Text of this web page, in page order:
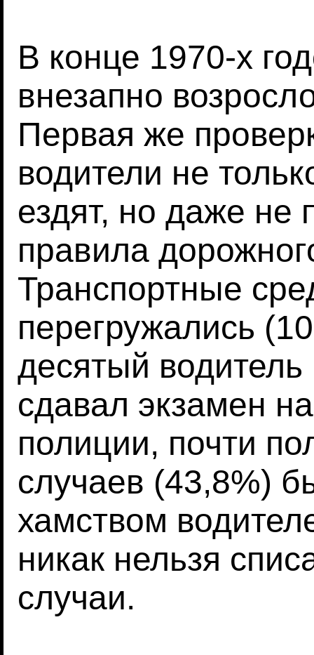
В конце 1970-х
внезапно
Первая же
водители не
ездят, но даже не
правила
Транспортные
перегружались
десятый
сдавал экзамен
полиции, почти
случаев (43,8%)
хамством
никак нельзя
случаи.